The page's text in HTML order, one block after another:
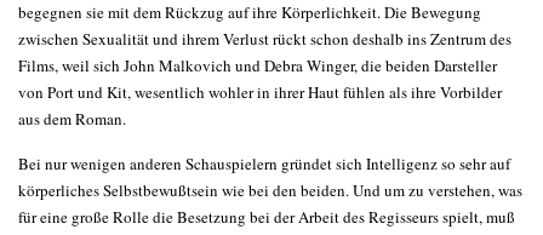
begegnen sie mit dem Rückzug auf ihre Körperlichkeit. Die Bewegung
zwischen Sexualität und ihrem Verlust rückt schon deshalb ins Zentrum des
Films, weil sich John Malkovich und Debra Winger, die beiden Darsteller
von Port und Kit, wesentlich wohler in ihrer Haut fühlen als ihre Vorbilder
aus dem Roman.
Bei nur wenigen anderen Schauspielern gründet sich Intelligenz so sehr auf
körperliches Selbstbewußtsein wie bei den beiden. Und um zu verstehen, was
für eine große Rolle die Besetzung bei der Arbeit des Regisseurs spielt, muß